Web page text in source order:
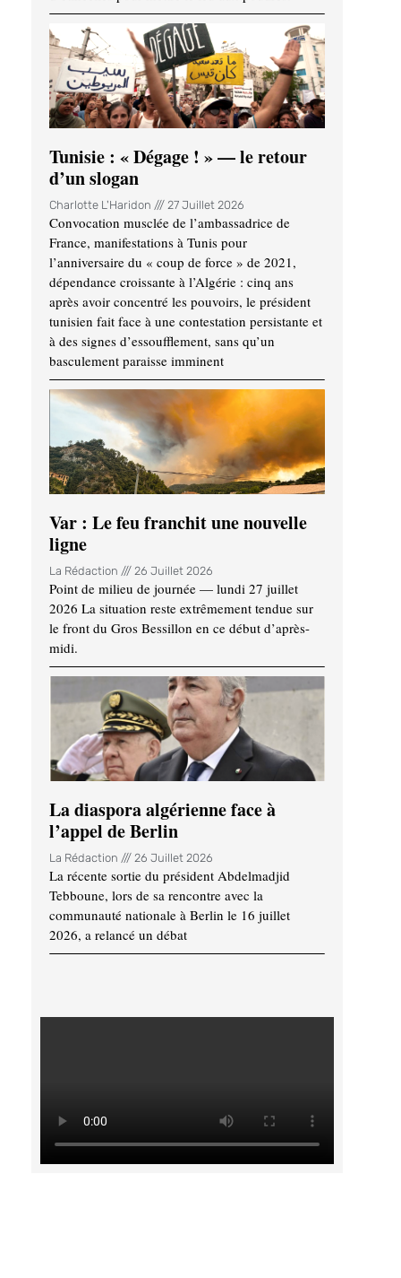
Tunisie : « Dégage ! » — le retour
d’un slogan
Charlotte L'Haridon 27 Juillet 2026
Convocation musclée de l’ambassadrice de
France, manifestations à Tunis pour
l’anniversaire du « coup de force » de 2021,
dépendance croissante à l’Algérie : cinq ans
après avoir concentré les pouvoirs, le président
tunisien fait face à une contestation persistante et
à des signes d’essoufflement, sans qu’un
basculement paraisse imminent
Var : Le feu franchit une nouvelle
ligne
La Rédaction 26 Juillet 2026
Point de milieu de journée — lundi 27 juillet
2026 La situation reste extrêmement tendue sur
le front du Gros Bessillon en ce début d’après-
midi.
La diaspora algérienne face à
l’appel de Berlin
La Rédaction 26 Juillet 2026
La récente sortie du président Abdelmadjid
Tebboune, lors de sa rencontre avec la
communauté nationale à Berlin le 16 juillet
2026, a relancé un débat